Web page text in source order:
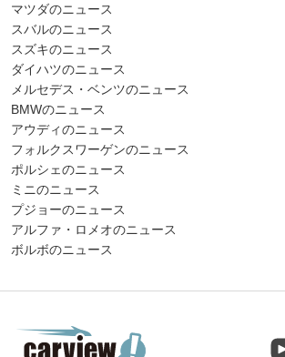
マツダのニュース
スバルのニュース
スズキのニュース
ダイハツのニュース
メルセデス・ベンツのニュース
BMWのニュース
アウディのニュース
フォルクスワーゲンのニュース
ポルシェのニュース
ミニのニュース
プジョーのニュース
アルファ・ロメオのニュース
ボルボのニュース